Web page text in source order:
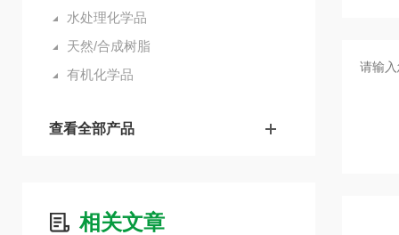
水处理化学品
天然/合成树脂
有机化学品
查看全部产品
相关文章